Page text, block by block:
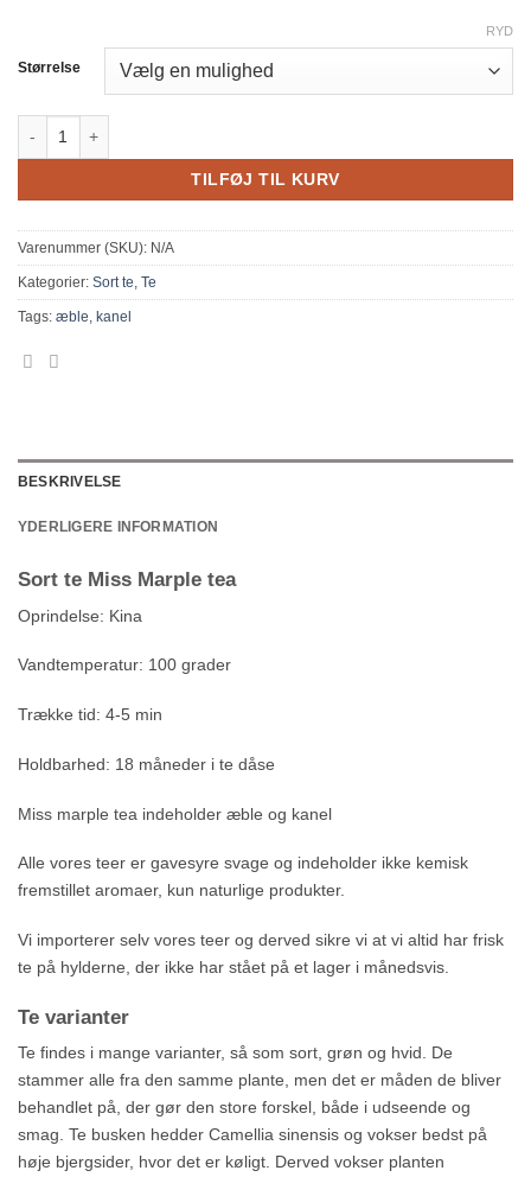
Størrelse
RYD
TILFØJ TIL KURV
Varenummer (SKU): N/A
Kategorier: Sort te, Te
Tags: æble, kanel
BESKRIVELSE
YDERLIGERE INFORMATION
Sort te Miss Marple tea
Oprindelse: Kina
Vandtemperatur: 100 grader
Trække tid: 4-5 min
Holdbarhed: 18 måneder i te dåse
Miss marple tea indeholder æble og kanel
Alle vores teer er gavesyre svage og indeholder ikke kemisk
fremstillet aromaer, kun naturlige produkter.
Vi importerer selv vores teer og derved sikre vi at vi altid har frisk
te på hylderne, der ikke har stået på et lager i månedsvis.
Te varianter
Te findes i mange varianter, så som sort, grøn og hvid. De
stammer alle fra den samme plante, men det er måden de bliver
behandlet på, der gør den store forskel, både i udseende og
smag. Te busken hedder Camellia sinensis og vokser bedst på
høje bjergsider, hvor det er køligt. Derved vokser planten